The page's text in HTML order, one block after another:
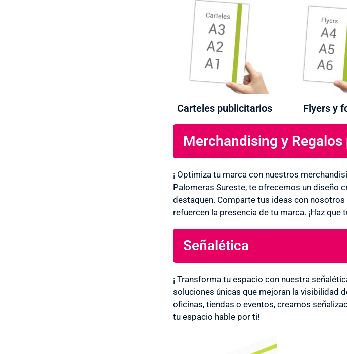
Carteles publicitarios Flyers y
Merchandising y
¡ Optimiza tu marca con nuestros
Palomeras Sureste, te ofrecemos un diseño
destaquen. Comparte tus ideas con
refuercen la presencia de tu marca. ¡Haz
Señalética
¡ Transforma tu espacio con nuestra
soluciones únicas que mejoran la visibilidad
oficinas, tiendas o eventos, creamos
tu espacio hable por ti!